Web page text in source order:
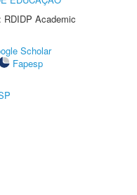
Academic
Scholar
Fapesp